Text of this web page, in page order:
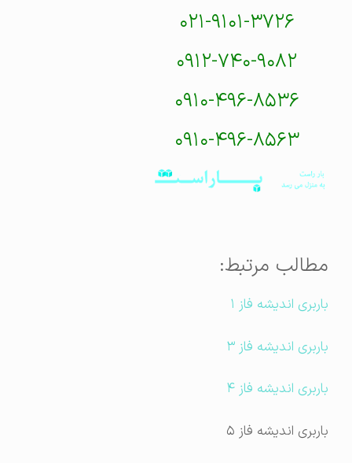
۰۲۱-۹۱۰۱-۳۷۲۶
۰۹۱۲-۷۴۰-۹۰۸۲
۰۹۱۰-۴۹۶-۸۵۳۶
۰۹۱۰-۴۹۶-۸۵۶۳
مطالب مرتبط:
باربری اندیشه فاز ۱
باربری اندیشه فاز ۳
باربری اندیشه فاز ۴
باربری اندیشه فاز ۵